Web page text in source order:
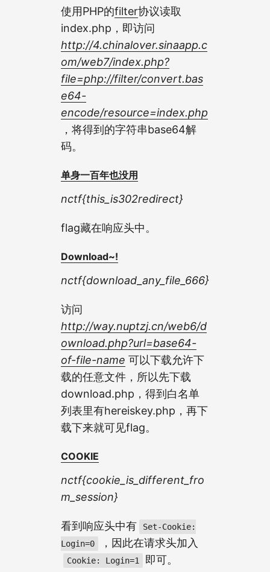
使用PHP的filter协议读取
index.php，即访问
http://4.chinalover.sinaapp.c
om/web7/index.php?
file=php://filter/convert.bas
e64-
encode/resource=index.php
，将得到的字符串base64解
码。
单身一百年也没用
nctf{this_is302redirect}
flag藏在响应头中。
Download~!
nctf{download_any_file_666}
访问
http://way.nuptzj.cn/web6/d
ownload.php?url=base64-
of-file-name 可以下载允许下
载的任意文件，所以先下载
download.php，得到白名单
列表里有hereiskey.php，再下
载下来就可见flag。
COOKIE
nctf{cookie_is_different_fro
m_session}
看到响应头中有
Set-Cookie:
Login=0
，因此在请求头加入
Cookie: Login=1 即可。